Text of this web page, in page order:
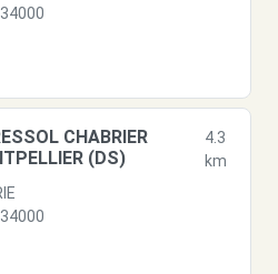
CHABRIER
(DS)
4.3
km